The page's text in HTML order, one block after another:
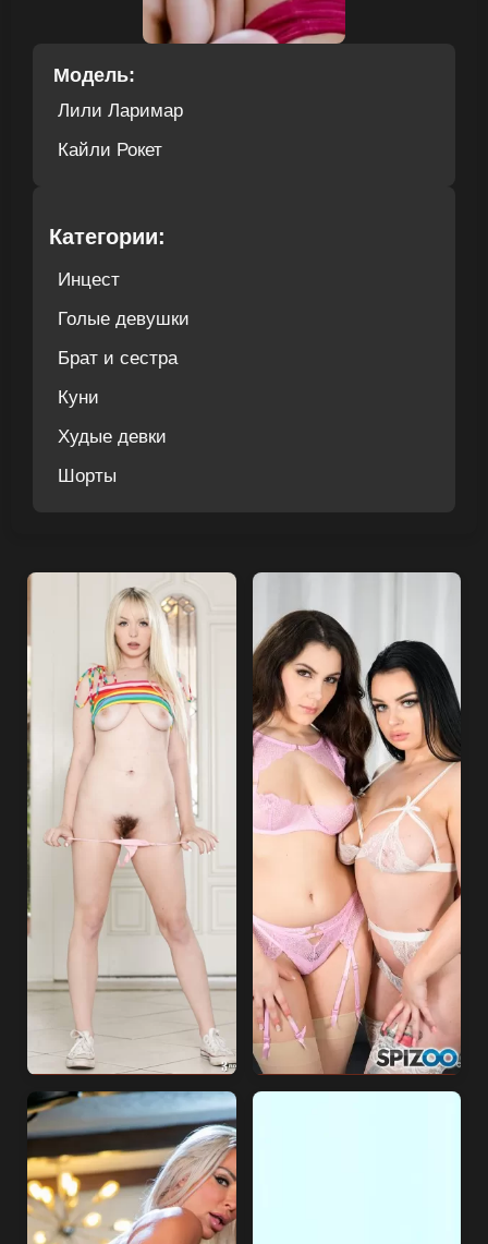
Модель:
Лили Ларимар
Кайли Рокет
Категории:
Инцест
Голые девушки
Брат и сестра
Куни
Худые девки
Шорты